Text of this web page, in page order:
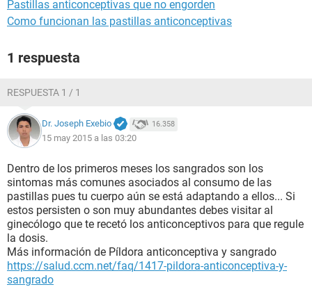
Pastillas anticonceptivas que no engorden
Como funcionan las pastillas anticonceptivas
1 respuesta
RESPUESTA 1 / 1
Dr. Joseph Exebio 16.358
15 may 2015 a las 03:20
Dentro de los primeros meses los sangrados son los
sintomas más comunes asociados al consumo de las
pastillas pues tu cuerpo aún se está adaptando a ellos... Si
estos persisten o son muy abundantes debes visitar al
ginecólogo que te recetó los anticonceptivos para que regule
la dosis.
Más información de Píldora anticonceptiva y sangrado
https://salud.ccm.net/faq/1417-pildora-anticonceptiva-y-
sangrado